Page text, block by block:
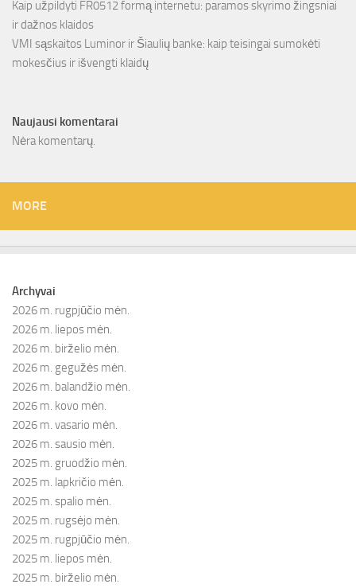
Kaip užpildyti FR0512 formą internetu: paramos skyrimo žingsniai
ir dažnos klaidos
VMI sąskaitos Luminor ir Šiaulių banke: kaip teisingai sumokėti
mokesčius ir išvengti klaidų
Naujausi komentarai
Nėra komentarų.
MORE
Archyvai
2026 m. rugpjūčio mėn.
2026 m. liepos mėn.
2026 m. birželio mėn.
2026 m. gegužės mėn.
2026 m. balandžio mėn.
2026 m. kovo mėn.
2026 m. vasario mėn.
2026 m. sausio mėn.
2025 m. gruodžio mėn.
2025 m. lapkričio mėn.
2025 m. spalio mėn.
2025 m. rugsėjo mėn.
2025 m. rugpjūčio mėn.
2025 m. liepos mėn.
2025 m. birželio mėn.